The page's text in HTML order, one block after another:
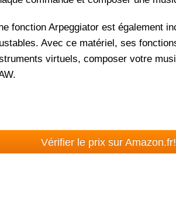
fonction Arpeggiator est également
Avec ce matériel, ses
virtuels, composer votre
Vérifier le prix sur Amazon.fr!